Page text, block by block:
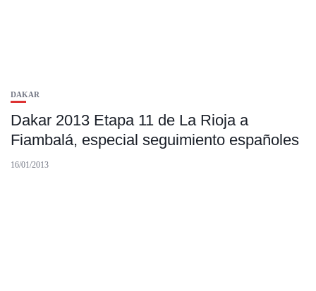
DAKAR
Dakar 2013 Etapa 11 de La Rioja a
Fiambalá, especial seguimiento españoles
16/01/2013